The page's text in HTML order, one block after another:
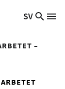
Växla
Aktuellt
språk:
SV
Sök
–